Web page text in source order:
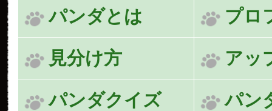
パンダとは プロ
見分け方 アッ
パンダクイズ パン